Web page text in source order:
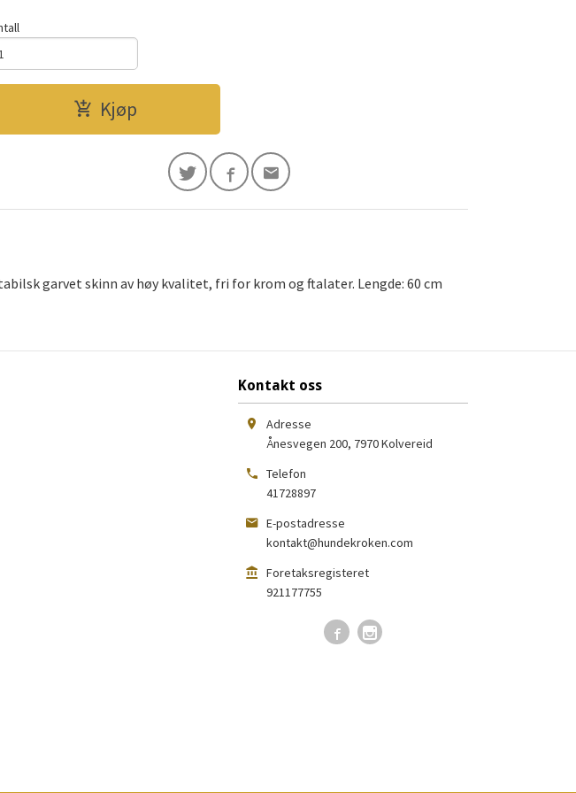
Kjøp
garvet skinn av høy kvalitet, fri for krom og ftalater. Lengde: 60 cm
Kontakt oss
Adresse
Ånesvegen 200, 7970Kolvereid
Telefon
41728897
E-postadresse
kontakt@hundekroken.com
Foretaksregisteret
921177755